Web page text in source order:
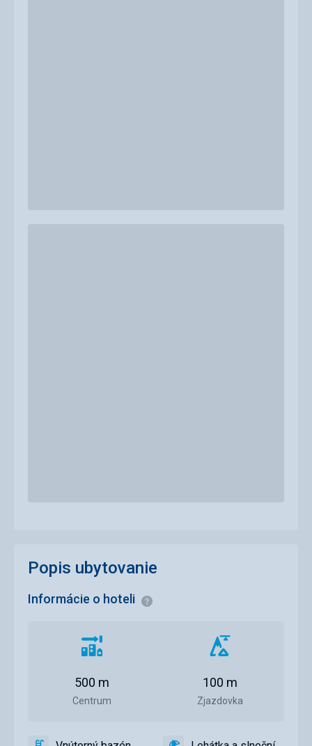
Popis ubytovanie
Informácie o hoteli Informácie
Vzdialenosť
centra
Centrum
500 m
Vzdialenosť
zjazdovky
Zjazdovka
100 m